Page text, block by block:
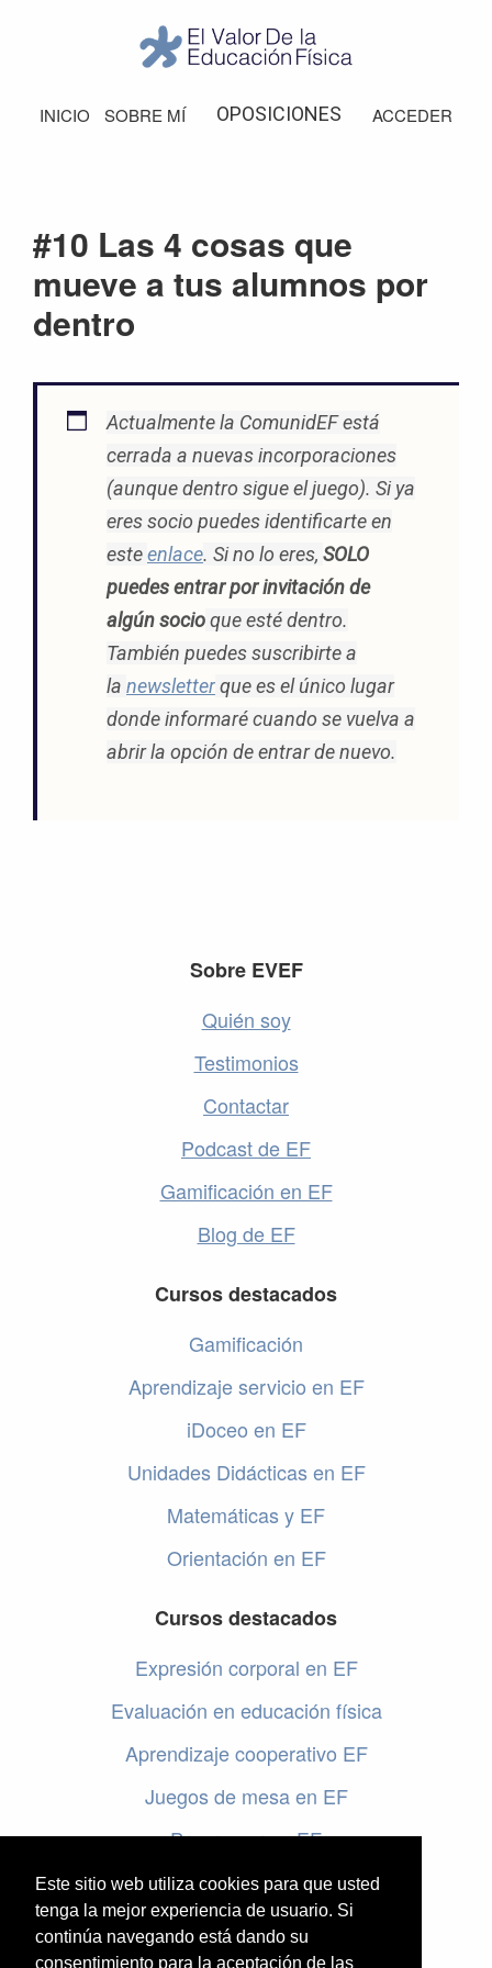
Este sitio web utiliza cookies para que usted
tenga la mejor experiencia de usuario. Si
continúa navegando está dando su
consentimiento para la aceptación de las
navegación
principal
barra
Valor
de
INICIO SOBRE MÍ OPOSICIONES ACCEDER
#10 Las 4 cosas que
mueve a tus alumnos por
dentro
Actualmente la ComunidEF está
cerrada a nuevas incorporaciones
(aunque dentro sigue el juego). Si ya
eres socio puedes identificarte en
esteenlace. Si no lo eres, SOLO
puedes entrar por invitación de
algún socioque esté dentro.
También puedes suscribirte a
la newsletterque es el único lugar
donde informaré cuando se vuelva a
abrir la opción de entrar de nuevo.
Sobre EVEF
Quién soy
Testimonios
Contactar
Podcast de EF
Gamificación en EF
Blog de EF
Cursos destacados
Gamificación
Aprendizaje servicio en EF
iDoceo en EF
Unidades Didácticas en EF
Matemáticas y EF
Orientación en EF
Cursos destacados
Expresión corporal en EF
Evaluación en educación física
Aprendizaje cooperativo EF
Juegos de mesa en EF
Programar en EF
Cursos online de educación física
Artículos destacados